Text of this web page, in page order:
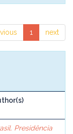
1 next
Presidência